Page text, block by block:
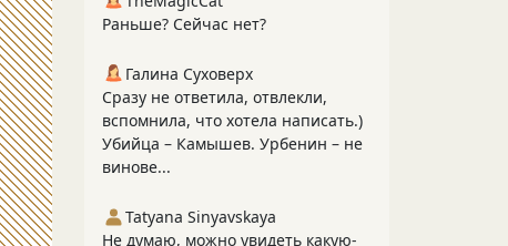
Раньше? Сейчас нет?
Галина Суховерх
Сразу не ответила, отвлекли,
вспомнила, что хотела написать.)
Убийца – Камышев. Урбенин – не
винове...
Tatyana Sinyavskaya
Не думаю, можно увидеть какую-